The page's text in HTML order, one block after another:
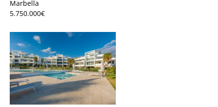
Marbella
5.750.000€